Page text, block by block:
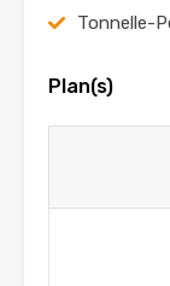
Tonnelle-
Plan(s)